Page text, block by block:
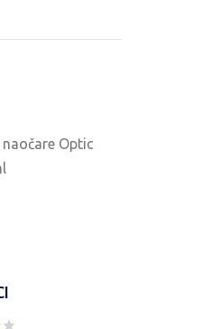
Optic